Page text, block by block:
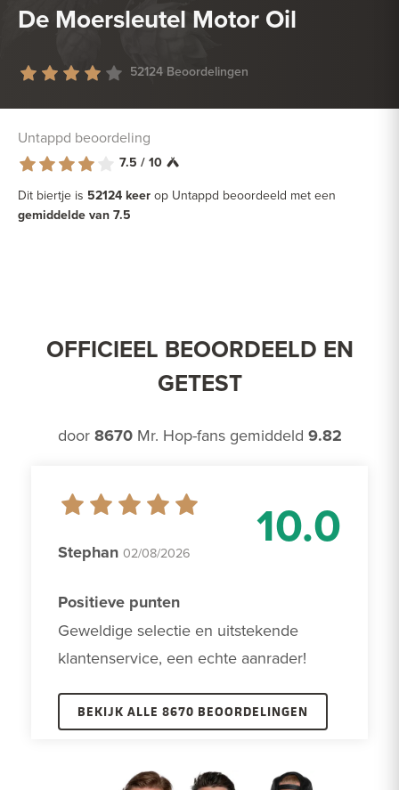
De Moersleutel Motor Oil
52124 Beoordelingen
Untappd beoordeling
7.5 / 10
Dit biertje is 52124 keer op Untappd beoordeeld met een
gemiddelde van 7.5
OFFICIEEL BEOORDEELD EN
GETEST
door 8670Mr. Hop-fans gemiddeld 9.82
10.0
Stephan 02/08/2026
Positieve punten
Geweldige selectie en uitstekende
klantenservice, een echte aanrader!
BEKIJK ALLE 8670 BEOORDELINGEN